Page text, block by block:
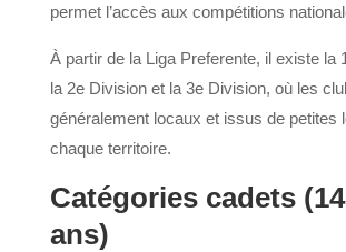
permet l’accès aux compétitions
À partir de la Liga Preferente, il existe la
la 2e Division et la 3e Division, où les
généralement locaux et issus de petites
chaque territoire.
Catégories cadets
ans)